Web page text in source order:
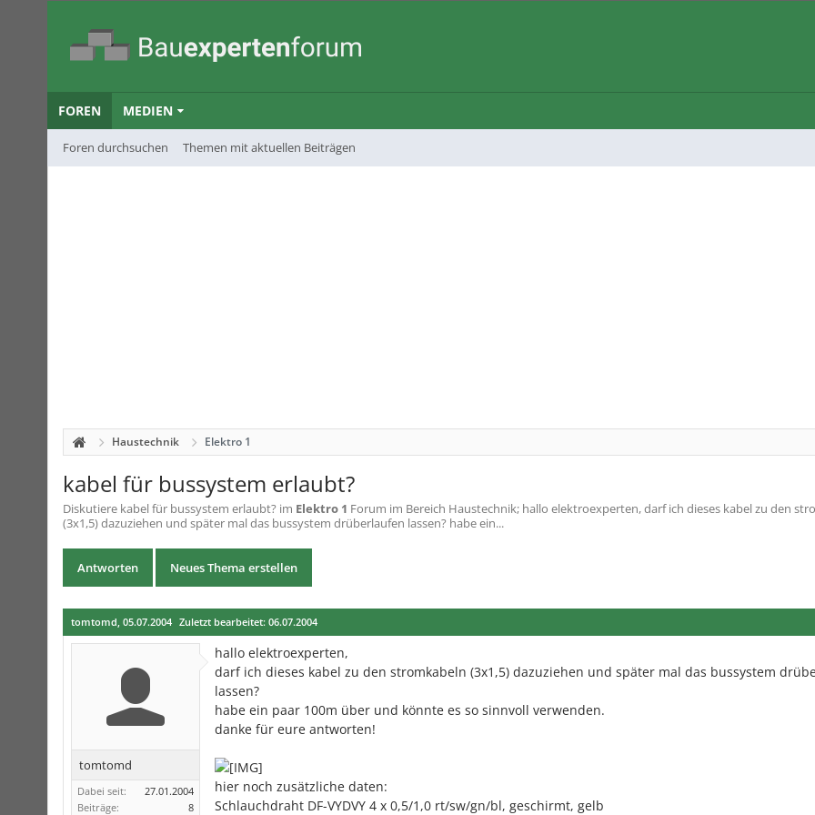
FOREN
Foren durchsuchen Themen mit aktuellen Beiträgen
MEDIEN
Haustechnik Elektro 1
kabel für bussystem erlaubt?
Diskutiere kabel für bussystem erlaubt? im Elektro 1 Forum im Bereich Haustechnik; hallo elektroexperten, darf ich dieses kabel zu den
(3x1,5) dazuziehen und später mal das bussystem drüberlaufen lassen? habe ein...
Antworten Neues Thema erstellen
tomtomd, 05.07.2004 Zuletzt bearbeitet: 06.07.2004
tomtomd
Dabei seit:
27.01.2004
Beiträge:
8
hallo elektroexperten,
darf ich dieses kabel zu den stromkabeln (3x1,5) dazuziehen und später mal das bussystem
lassen?
habe ein paar 100m über und könnte es so sinnvoll verwenden.
danke für eure antworten!
hier noch zusätzliche daten:
Schlauchdraht DF-VYDVY 4 x 0,5/1,0 rt/sw/gn/bl, geschirmt, gelb